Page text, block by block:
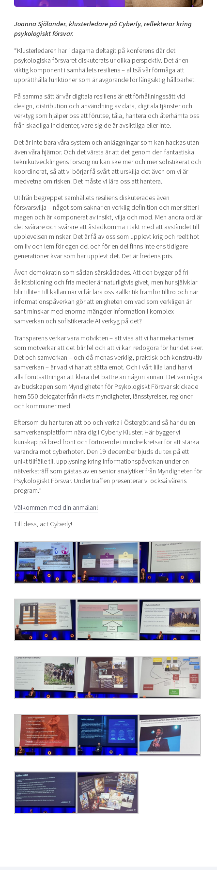
Shaping cities and regions
Bright East
East Sweden Tech Women
Reversed mentorship
Current offers and activities
Talent & skills
Startup & industry collaboration
Offers to boost your business
Funding opportunities
Our community of companies
Projects
Publications
Project toolbox
Our clusters
Reach out to us
Locations
Today's lunch in Mjärdevi
Joanna Sjölander, klusterledare på Cyberly, reflekterar kring
psykologiskt försvar.
“Klusterledaren har i dagarna deltagit på konferens där det
psykologiska försvaret diskuterats ur olika perspektiv. Det är en
viktig komponent i samhällets resiliens – alltså vår förmåga att
upprätthålla funktioner som är avgörande för långsiktig hållbarhet.
På samma sätt är vår digitala resiliens är ett förhållningssätt vid
design, distribution och användning av data, digitala tjänster och
verktyg som hjälper oss att förutse, tåla, hantera och återhämta oss
från skadliga incidenter, vare sig de är avsiktliga eller inte.
Det är inte bara våra system och anläggningar som kan hackas utan
även våra hjärnor. Och det värsta är att det genom den fantastiska
teknikutvecklingens försorg nu kan ske mer och mer sofistikerat och
koordinerat, så att vi börjar få svårt att urskilja det även om vi är
medvetna om risken. Det måste vi lära oss att hantera.
Utifrån begreppet samhällets resiliens diskuterades även
försvarsvilja – något som saknar en verklig definition och mer sitter i
magen och är komponerat av insikt, vilja och mod. Men andra ord är
det svårare och svårare att åstadkomma i takt med att avståndet till
upplevelsen minskar. Det är få av oss som upplevt krig och reelt hot
om liv och lem för egen del och för en del finns inte ens tidigare
generationer kvar som har upplevt det. Det är fredens pris.
Även demokratin som sådan särskådades. Att den bygger på fri
åsiktsbildning och fria medier är naturligtvis givet, men hur självklar
blir tilliten till källan när vi får lära oss källkritik framför tilltro och när
informationspåverkan gör att enigheten om vad som verkligen är
sant minskar med enorma mängder information i komplex
samverkan och sofistikerade AI verkyg på det?
Transparens verkar vara motvikten – att visa att vi har mekanismer
som motverkar att det blir fel och att vi kan redogöra för hur det sker.
Det och samverkan – och då menas verklig, praktisk och konstruktiv
samverkan – är vad vi har att sätta emot. Och i vårt lilla land har vi
alla förutsättningar att klara det bättre än någon annan. Det var några
av budskapen som Myndigheten för Psykologiskt Försvar skickade
hem 550 delegater från rikets myndigheter, länsstyrelser, regioner
och kommuner med.
Eftersom du har turen att bo och verka i Östergötland så har du en
samverkansplattform nära dig i Cyberly Kluster. Här bygger vi
kunskap på bred front och förtroende i mindre kretsar för att stärka
varandra mot cyberhoten. Den 19 december bjuds du tex på ett
unikt tillfälle till upplysning kring informationspåverkan under en
nätverksträff som gästas av en senior analytiker från Myndigheten för
Psykologiskt Försvar. Under träffen presenterar vi också vårens
program.”
Välkommen med din anmälan!
Till dess, act Cyberly!